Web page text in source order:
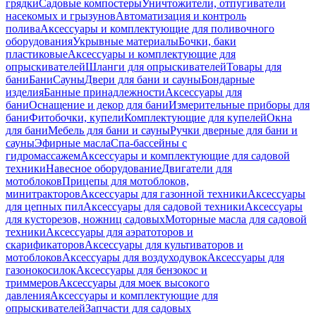
грядкиСадовые компостерыУничтожители, отпугиватели
насекомых и грызуновАвтоматизация и контроль
поливаАксессуары и комплектующие для поливочного
оборудованияУкрывные материалыБочки, баки
пластиковыеАксессуары и комплектующие для
опрыскивателейШланги для опрыскивателейТовары для
баниБаниСауныДвери для бани и сауныБондарные
изделияБанные принадлежностиАксессуары для
баниОснащение и декор для баниИзмерительные приборы для
баниФитобочки, купелиКомплектующие для купелейОкна
для баниМебель для бани и сауныРучки дверные для бани и
сауныЭфирные маслаСпа-бассейны с
гидромассажемАксессуары и комплектующие для садовой
техникиНавесное оборудованиеДвигатели для
мотоблоковПрицепы для мотоблоков,
минитракторовАксессуары для газонной техникиАксессуары
для цепных пилАксессуары для садовой техникиАксессуары
для кусторезов, ножниц садовыхМоторные масла для садовой
техникиАксессуары для аэратоторов и
скарификаторовАксессуары для культиваторов и
мотоблоковАксессуары для воздуходувокАксессуары для
газонокосилокАксессуары для бензокос и
триммеровАксессуары для моек высокого
давленияАксессуары и комплектующие для
опрыскивателейЗапчасти для садовых